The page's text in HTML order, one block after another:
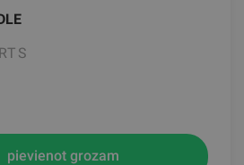
pievienot grozam